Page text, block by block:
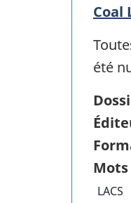
Coal
été
Mots
LACS